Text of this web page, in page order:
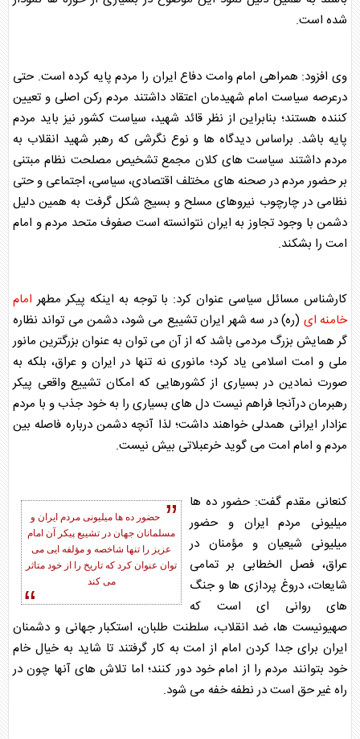
شده است.
وی افزود: همراهی امام وامت دفاع ایران را مردم پایه کرده است. حتی
درعرصه سیاست امام شهیدمان اعتقاد داشتند مردم رکن اصلی و تعیین
کننده هستند؛ بنابراین از نظر قائد شهید، سیاست کشور نیز باید مردم
پایه باشد. براساس دیدگاه ها و نوع نگرشی که رهبر شهید انقلاب به
مردم داشتند سیاست های کلان مجمع تشخیص مصلحت نظام مبتنی
بر حضور مردم در صحنه های مختلف اقتصادی، سیاسی، اجتماعی و حتی
نظامی در چارچوب نیروهای مسلح و بسیج شکل گرفت به همین دلیل
دشمن با وجود تجاوز به ایران نتوانسته است صفوف متحد مردم و امام
امت را بشکند.
کارشناس مسائل سیاسی عنوان کرد: با توجه به اینکه پیکر مطهر امام
خامنه ای (ره) در سه شهر ایران تشییع می شود، دشمن می تواند نظاره
گر همایش بزرگ مردمی باشد که از آن می توان به عنوان بزرگترین مانور
ملی و امت اسلامی یاد کرد؛ مانوری نه تنها در ایران و عراق، بلکه به
صورت نمادین در بسیاری از کشورهایی که امکان تشییع واقعی پیکر
رهبرمان درآنجا فراهم نیست دل های بسیاری را به خود جذب و با مردم
عزادار ایرانی همدلی خواهند داشت؛ لذا آنچه دشمن درباره فاصله بین
مردم و امام امت می گوید خرعبلاتی بیش نیست.
حضور ده ها میلیونی مردم ایران و
مسلمانان جهان در تشییع پیکر آن امام
عزیز را تنها شاخصه و مؤلفه ایی می
توان عنوان کرد که تاریخ را از خود متاثر
می کند
کنعانی مقدم گفت: حضور ده ها
میلیونی مردم ایران و حضور
میلیونی شیعیان و مؤمنان در
عراق، فصل الخطابی بر تمامی
شایعات، دروغ پردازی ها و جنگ
های روانی ای است که
صهیونیست ها، ضد انقلاب، سلطنت طلبان، استکبار جهانی و دشمنان
ایران برای جدا کردن امام از امت به کار گرفتند تا شاید به خیال خام
خود بتوانند مردم را از امام خود دور کنند؛ اما تلاش های آنها چون در
راه غیر حق است در نطفه خفه می شود.